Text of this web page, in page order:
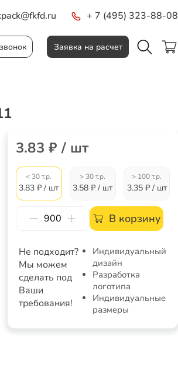
+ 7 (495) 323-88-08
Заявка на расчет
3.83 ₽ / шт
< 30 т.р.
3.83 ₽ / шт
> 30 т.р.
3.58 ₽ / шт
> 100 т.р.
3.35 ₽ / шт
В корзину
Не подходит?
Мы можем
сделать под
Ваши
требования!
Индивидуальный
дизайн
Разработка
логотипа
Индивидуальные
размеры